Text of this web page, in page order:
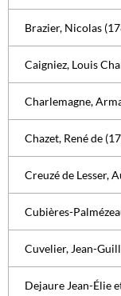
Brazier, Nicolas
Caigniez, Louis
Charlemagne,
Chazet, René de
Creuzé de Lesser,
Cubières-
Cuvelier, Jean-
Dejaure Jean-Élie